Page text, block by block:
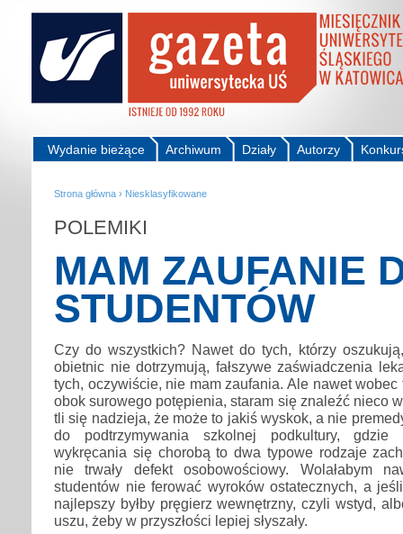
Autorzy
Działy
Archiwum
Wydanie bieżące
Strona główna › Niesklasyfikowane
POLEMIKI
MAM ZAUFANIE
STUDENTÓW
Czy do wszystkich? Nawet do tych, którzy
obietnic nie dotrzymują, fałszywe zaświadczenia
tych, oczywiście, nie mam zaufania. Ale nawet
obok surowego potępienia, staram się znaleźć nieco
tli się nadzieja, że może to jakiś wyskok, a nie
do podtrzymywania szkolnej podkultury,
wykręcania się chorobą to dwa typowe rodzaje
nie trwały defekt osobowościowy. Wolałabym
studentów nie ferować wyroków ostatecznych, a
najlepszy byłby pręgierz wewnętrzny, czyli wstyd,
uszu, żeby w przyszłości lepiej słyszały.